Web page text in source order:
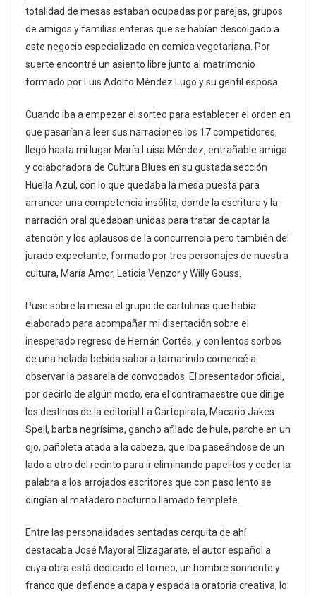
totalidad de mesas estaban ocupadas por parejas, grupos
de amigos y familias enteras que se habían descolgado a
este negocio especializado en comida vegetariana. Por
suerte encontré un asiento libre junto al matrimonio
formado por Luis Adolfo Méndez Lugo y su gentil esposa.
Cuando iba a empezar el sorteo para establecer el orden en
que pasarían a leer sus narraciones los 17 competidores,
llegó hasta mi lugar María Luisa Méndez, entrañable amiga
y colaboradora de Cultura Blues en su gustada sección
Huella Azul, con lo que quedaba la mesa puesta para
arrancar una competencia insólita, donde la escritura y la
narración oral quedaban unidas para tratar de captar la
atención y los aplausos de la concurrencia pero también del
jurado expectante, formado por tres personajes de nuestra
cultura, María Amor, Leticia Venzor y Willy Gouss.
Puse sobre la mesa el grupo de cartulinas que había
elaborado para acompañar mi disertación sobre el
inesperado regreso de Hernán Cortés, y con lentos sorbos
de una helada bebida sabor a tamarindo comencé a
observar la pasarela de convocados. El presentador oficial,
por decirlo de algún modo, era el contramaestre que dirige
los destinos de la editorial La Cartopirata, Macario Jakes
Spell, barba negrísima, gancho afilado de hule, parche en un
ojo, pañoleta atada a la cabeza, que iba paseándose de un
lado a otro del recinto para ir eliminando papelitos y ceder la
palabra a los arrojados escritores que con paso lento se
dirigían al matadero nocturno llamado templete.
Entre las personalidades sentadas cerquita de ahí
destacaba José Mayoral Elizagarate, el autor español a
cuya obra está dedicado el torneo, un hombre sonriente y
franco que defiende a capa y espada la oratoria creativa, lo